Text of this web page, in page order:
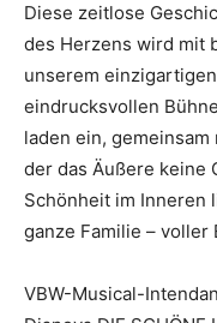
Diese zeitlose
des Herzens wird mit
unserem
eindrucksvollen
laden ein,
der das Äußere keine
Schönheit im Inneren
ganze Familie – voller
VBW-Musical-